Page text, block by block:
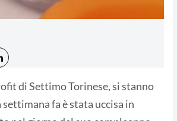
di Settimo Torinese, si stanno
fa è stata uccisa in